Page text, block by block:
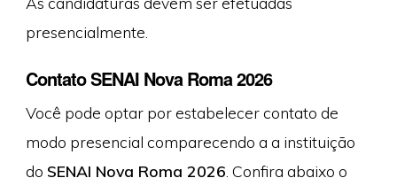
presencialmente.
Contato SENAI Nova Roma 2026
Você pode optar por estabelecer contato de
modo presencial comparecendo a a instituição
do SENAI Nova Roma 2026 . Confira abaixo o